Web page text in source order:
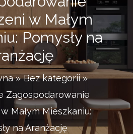
w Małym
Pomysły na
Bez kategorii
Zagospodarowanie
Małym Mieszkaniu:
na Aranżację